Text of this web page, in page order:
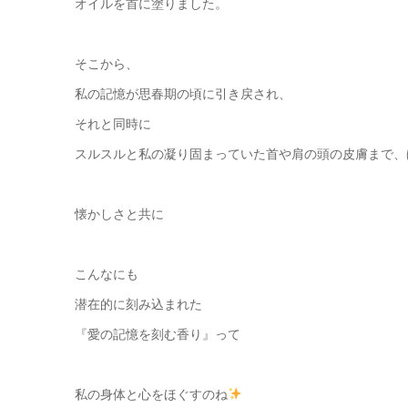
オイルを首に塗りました。
そこから、
私の記憶が思春期の頃に引き戻され、
それと同時に
スルスルと私の凝り固まっていた首や肩の頭の皮膚まで、
懐かしさと共に
こんなにも
潜在的に刻み込まれた
『愛の記憶を刻む香り』って
私の身体と心をほぐすのね